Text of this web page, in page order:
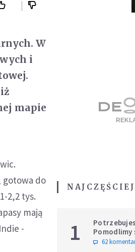
W
i
mapie
gotowa do
2,2 tys.
mają
-
1
Pomodlimy
intencji
62